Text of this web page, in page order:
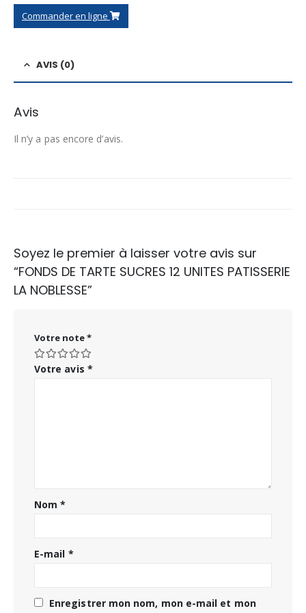
Commander en ligne
AVIS (0)
Avis
Il n’y a pas encore d’avis.
Soyez le premier à laisser votre avis sur
“FONDS DE TARTE SUCRES 12 UNITES PATISSERIE
LA NOBLESSE”
Votre note*
Votre avis *
Nom*
E-mail *
Enregistrer mon nom, mon e-mail et mon